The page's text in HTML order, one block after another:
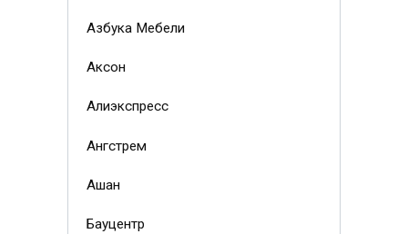
Азбука Мебели
Аксон
Алиэкспресс
Ангстрем
Ашан
Бауцентр